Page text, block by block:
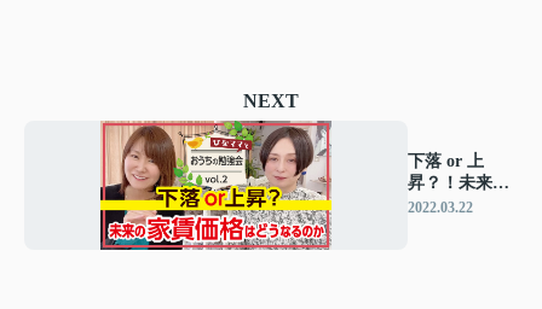
NEXT
下落 or 上
昇？！未来の
家賃(?_?)
2022.03.22